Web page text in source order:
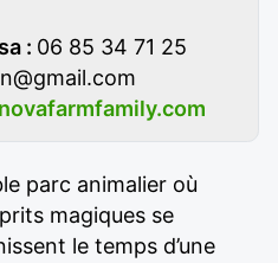
: 06 85 34 71 25
parc animalier où
magiques se
le temps d’une